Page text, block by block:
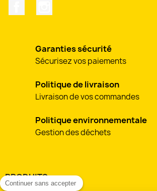
Garanties sécurité
Sécurisez vos paiements
Politique de livraison
Livraison de vos commandes
Politique environnementale
Gestion des déchets
PRODUITS
Continuer sans accepter